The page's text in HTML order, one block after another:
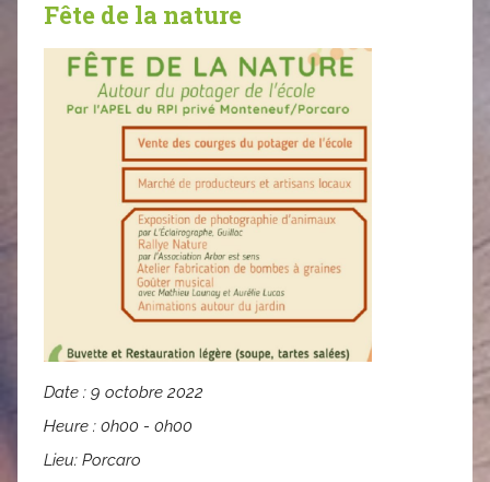
Fête de la nature
Date : 9 octobre 2022
Heure : 0h00 - 0h00
Lieu: Porcaro